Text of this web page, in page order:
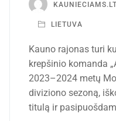
LIETUVA
Kauno rajonas turi
krepšinio komanda
2023–2024 metų
diviziono sezoną,
titulą ir